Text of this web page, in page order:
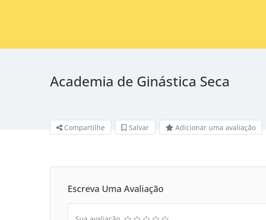
Academia de Ginástica Seca
Compartilhe Salvar Adicionar uma avaliação
Escreva Uma Avaliação